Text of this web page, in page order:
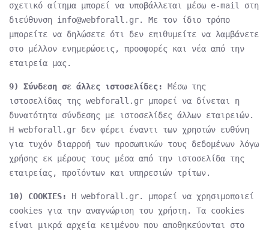
σχετικό αίτημα μπορεί να υποβάλλεται μέσω e-mail στη
διεύθυνση info@webforall.gr. Με τον ίδιο τρόπο
μπορείτε να δηλώσετε ότι δεν επιθυμείτε να λαμβάνετε
στο μέλλον ενημερώσεις, προσφορές και νέα από την
εταιρεία μας.
9) Σύνδεση σε άλλες ιστοσελίδες:
Μέσω της
ιστοσελίδας της webforall.gr μπορεί να δίνεται η
δυνατότητα σύνδεσης με ιστοσελίδες άλλων εταιρειών.
Η webforall.gr δεν φέρει έναντι των χρηστών ευθύνη
για τυχόν διαρροή των προσωπικών τους δεδομένων λόγω
χρήσης εκ μέρους τους μέσα από την ιστοσελίδα της
εταιρείας, προϊόντων και υπηρεσιών τρίτων.
10) COOKIES:
Η webforall.gr. μπορεί να χρησιμοποιεί
cookies για την αναγνώριση του χρήστη. Τα cookies
είναι μικρά αρχεία κειμένου που αποθηκεύονται στο